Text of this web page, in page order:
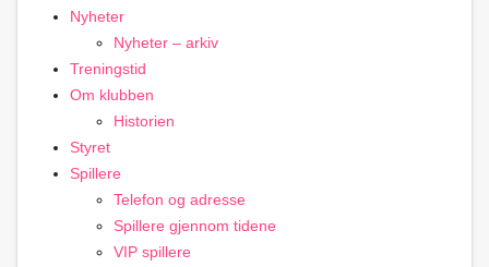
Nyheter
Nyheter – arkiv
Treningstid
Om klubben
Historien
Styret
Spillere
Telefon og adresse
Spillere gjennom tidene
VIP spillere